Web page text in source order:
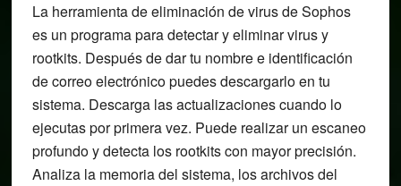
La herramienta de eliminación de virus de Sophos
es un programa para detectar y eliminar virus y
rootkits. Después de dar tu nombre e identificación
de correo electrónico puedes descargarlo en tu
sistema. Descarga las actualizaciones cuando lo
ejecutas por primera vez. Puede realizar un escaneo
profundo y detecta los rootkits con mayor precisión.
Analiza la memoria del sistema, los archivos del